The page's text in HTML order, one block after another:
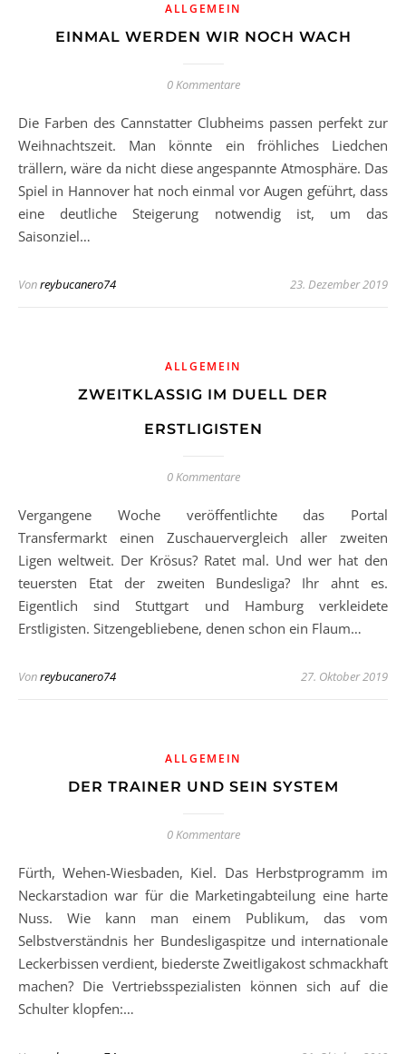
ALLGEMEIN
EINMAL WERDEN WIR NOCH WACH
0 Kommentare
Die Farben des Cannstatter Clubheims passen perfekt zur
Weihnachtszeit. Man könnte ein fröhliches Liedchen
trällern, wäre da nicht diese angespannte Atmosphäre. Das
Spiel in Hannover hat noch einmal vor Augen geführt, dass
eine deutliche Steigerung notwendig ist, um das
Saisonziel…
Vonreybucanero74 23. Dezember 2019
ALLGEMEIN
ZWEITKLASSIG IM DUELL DER
ERSTLIGISTEN
0 Kommentare
Vergangene Woche veröffentlichte das Portal
Transfermarkt einen Zuschauervergleich aller zweiten
Ligen weltweit. Der Krösus? Ratet mal. Und wer hat den
teuersten Etat der zweiten Bundesliga? Ihr ahnt es.
Eigentlich sind Stuttgart und Hamburg verkleidete
Erstligisten. Sitzengebliebene, denen schon ein Flaum…
Vonreybucanero74 27. Oktober 2019
ALLGEMEIN
DER TRAINER UND SEIN SYSTEM
0 Kommentare
Fürth, Wehen-Wiesbaden, Kiel. Das Herbstprogramm im
Neckarstadion war für die Marketingabteilung eine harte
Nuss. Wie kann man einem Publikum, das vom
Selbstverständnis her Bundesligaspitze und internationale
Leckerbissen verdient, biederste Zweitligakost schmackhaft
machen? Die Vertriebsspezialisten können sich auf die
Schulter klopfen:…